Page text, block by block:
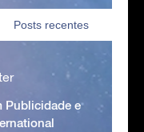
Posts recentes
Publicidade e